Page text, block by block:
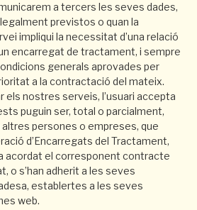
a tercers les seves dades,
previstos o quan la
impliqui la necessitat d’una relació
encarregat de tractament, i sempre
generals aprovades per
a la contractació del mateix.
els nostres serveis, l’usuari accepta
puguin ser, total o parcialment,
persones o empreses, que
d’Encarregats del Tractament,
acordat el corresponent contracte
o s’han adherit a les seves
establertes a les seves
web.